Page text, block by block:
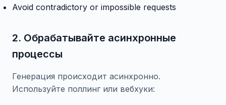
Avoid contradictory or impossible requests
2. Обрабатывайте асинхронные
процессы
Генерация происходит асинхронно.
Используйте поллинг или вебхуки: